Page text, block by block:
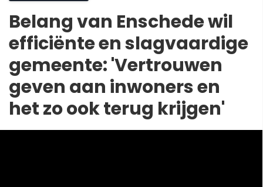
Belang van Enschede wil
efficiënte en slagvaardige
gemeente: 'Vertrouwen
geven aan inwoners en
het zo ook terug krijgen'